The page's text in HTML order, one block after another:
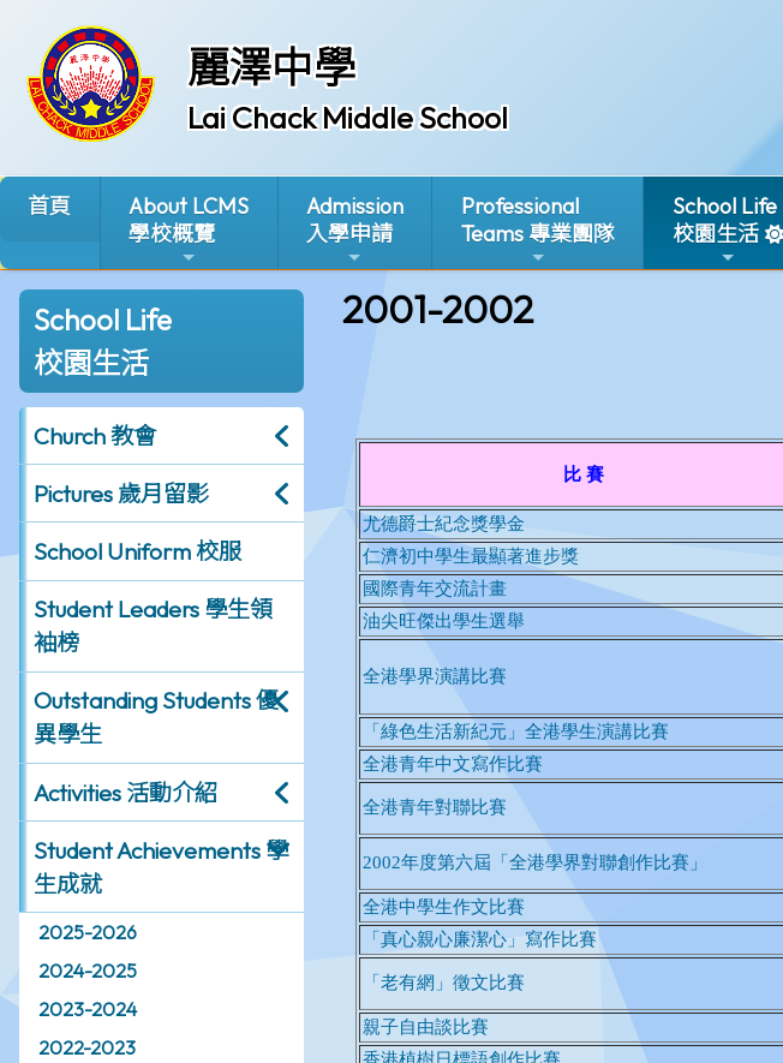
麗澤中學
Lai Chack Middle School
首頁
About LCMS
學校概覽
Admission
入學申請
Professional
Teams 專業團隊
School Life
校園生活
School Life
校園生活
Church 教會
Pictures 歲月留影
School Uniform 校服
Student Leaders 學生領
袖榜
Outstanding Students 優
異學生
Activities 活動介紹
Student Achievements 學
生成就
2025-2026
2024-2025
2023-2024
2022-2023
2001-2002